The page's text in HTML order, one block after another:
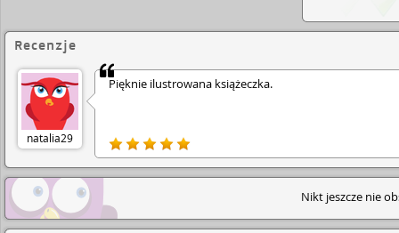
Recenzje
natalia29
Pięknie ilustrowana książeczka.
Nikt jeszcze nie